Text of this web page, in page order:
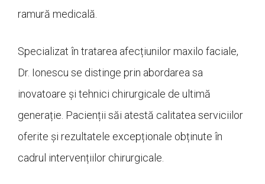
ramură medicală.
Specializat în tratarea afecțiunilor maxilo faciale,
Dr. Ionescu se distinge prin abordarea sa
inovatoare și tehnici chirurgicale de ultimă
generație. Pacienții săi atestă calitatea serviciilor
oferite și rezultatele excepționale obținute în
cadrul intervențiilor chirurgicale.